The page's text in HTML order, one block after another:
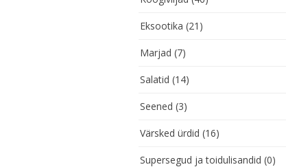
Eksootika (21)
Marjad (7)
Salatid (14)
Seened (3)
Värsked ürdid (16)
Supersegud ja toidulisandid (0)